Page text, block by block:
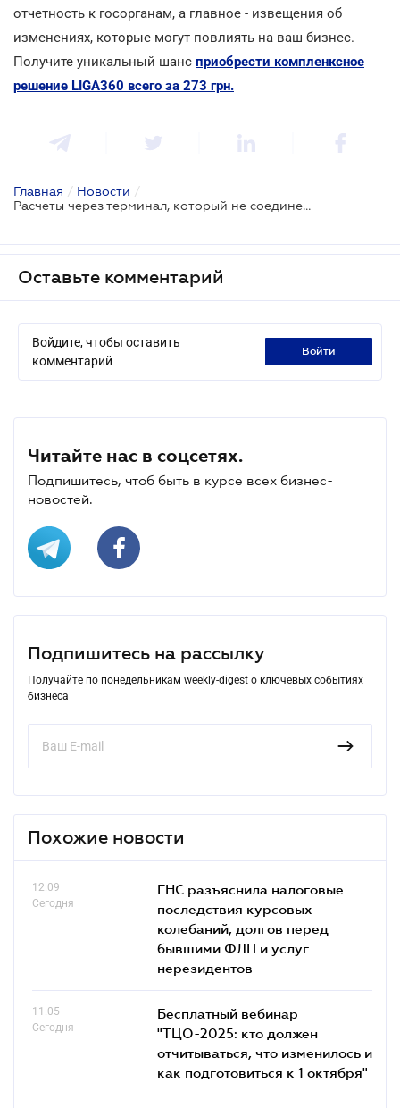
отчетность к госорганам, а главное - извещения об
изменениях, которые могут повлиять на ваш бизнес.
Получите уникальный шанс приобрести компленксное
решение LIGA360 всего за 273 грн.
Главная / Новости /
Расчеты через терминал, который не соединен с РРО/ПРРО: будут ли штрафные санкции
Оставьте комментарий
Войдите, чтобы оставить
комментарий
войти
Читайте нас в соцсетях.
Подпишитесь, чтоб быть в курсе всех бизнес-
новостей.
Подпишитесь на рассылку
Получайте по понедельникам weekly-digest о ключевых событиях
бизнеса
Похожие новости
12.09
Сегодня
ГНС разъяснила налоговые
последствия курсовых
колебаний, долгов перед
бывшими ФЛП и услуг
нерезидентов
11.05
Сегодня
Бесплатный вебинар
"ТЦО-2025: кто должен
отчитываться, что изменилось и
как подготовиться к 1 октября"